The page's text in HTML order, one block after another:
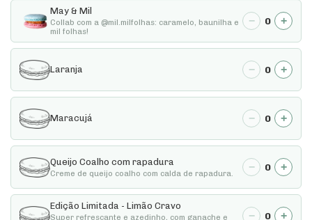
May & Mil
Collab com a @mil.milfolhas: caramelo, baunilha e
mil folhas!
− 0 +
Laranja − 0 +
Maracujá − 0 +
Queijo Coalho com rapadura
Creme de queijo coalho com calda de rapadura.
− 0 +
Edição Limitada - Limão Cravo
Super refrescante e azedinho, com ganache e
− 0 +